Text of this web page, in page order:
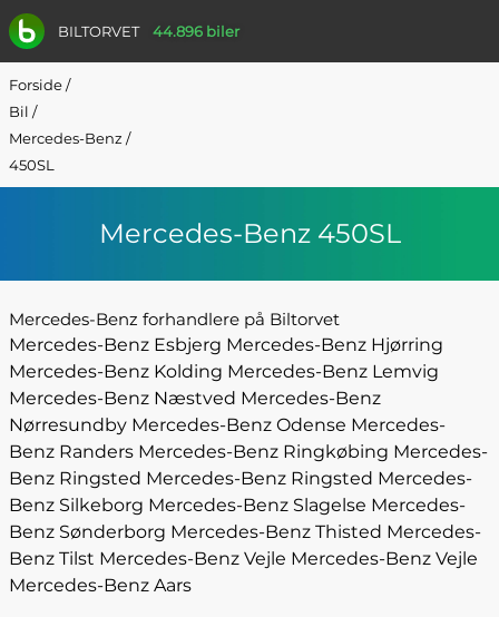
BILTORVET 44.896 biler
Forside/
Bil /
Mercedes-Benz /
450SL
Mercedes-Benz 450SL
Mercedes-Benz forhandlere på Biltorvet
Mercedes-Benz Esbjerg Mercedes-Benz Hjørring
Mercedes-Benz Kolding Mercedes-Benz Lemvig
Mercedes-Benz Næstved Mercedes-Benz
Nørresundby Mercedes-Benz Odense Mercedes-
Benz Randers Mercedes-Benz Ringkøbing Mercedes-
Benz Ringsted Mercedes-Benz Ringsted Mercedes-
Benz Silkeborg Mercedes-Benz Slagelse Mercedes-
Benz Sønderborg Mercedes-Benz Thisted Mercedes-
Benz Tilst Mercedes-Benz Vejle Mercedes-Benz Vejle
Mercedes-Benz Aars